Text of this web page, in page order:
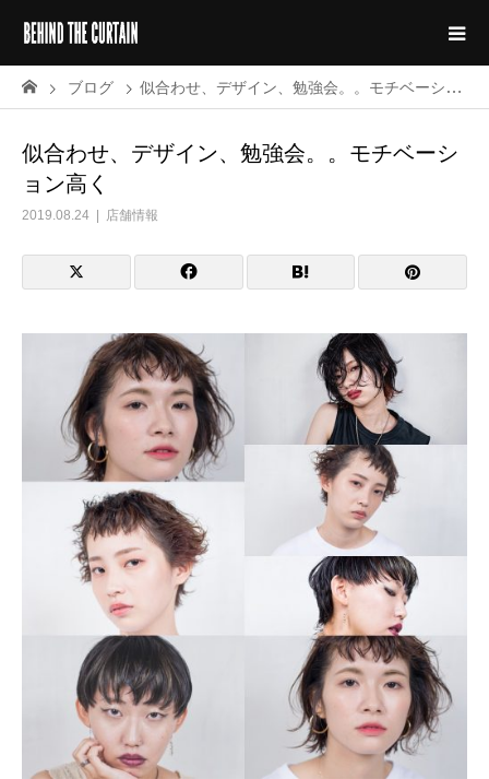
ブログ 似合わせ、デザイン、勉強会。。モチベーション高く
似合わせ、デザイン、勉強会。。モチベーシ
ョン高く
2019.08.24 店舗情報